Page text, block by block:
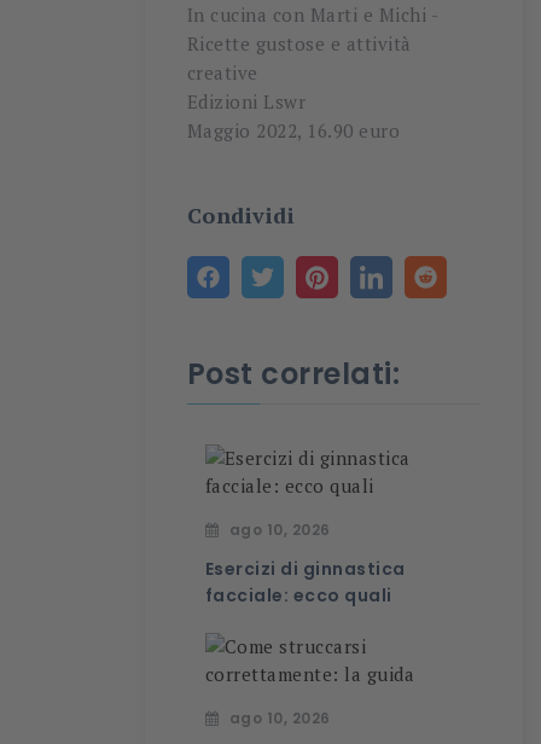
In cucina con Marti e Michi -
Ricette gustose e attività
creative
Edizioni Lswr
Maggio 2022, 16.90 euro
Condividi
Post correlati:
ago 10, 2026
Esercizi di ginnastica
facciale: ecco quali
ago 10, 2026